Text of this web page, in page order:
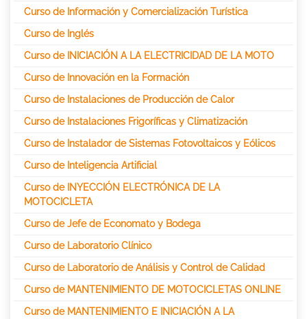
Curso de Información y Comercialización Turística
Curso de Inglés
Curso de INICIACIÓN A LA ELECTRICIDAD DE LA MOTO
Curso de Innovación en la Formación
Curso de Instalaciones de Producción de Calor
Curso de Instalaciones Frigoríficas y Climatización
Curso de Instalador de Sistemas Fotovoltaicos y Eólicos
Curso de Inteligencia Artificial
Curso de INYECCIÓN ELECTRÓNICA DE LA
MOTOCICLETA
Curso de Jefe de Economato y Bodega
Curso de Laboratorio Clínico
Curso de Laboratorio de Análisis y Control de Calidad
Curso de MANTENIMIENTO DE MOTOCICLETAS ONLINE
Curso de MANTENIMIENTO E INICIACIÓN A LA